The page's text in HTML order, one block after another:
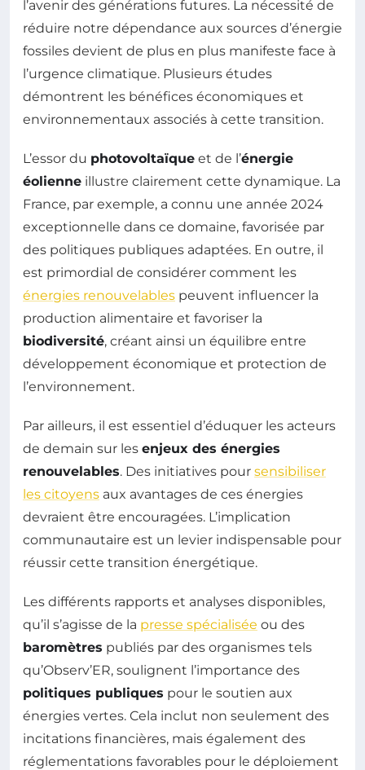
l’avenir des générations futures. La nécessité de
réduire notre dépendance aux sources d’énergie
fossiles devient de plus en plus manifeste face à
l’urgence climatique. Plusieurs études
démontrent les bénéfices économiques et
environnementaux associés à cette transition.
L’essor du photovoltaïque et de l’énergie
éolienne illustre clairement cette dynamique. La
France, par exemple, a connu une année 2024
exceptionnelle dans ce domaine, favorisée par
des politiques publiques adaptées. En outre, il
est primordial de considérer comment les
énergies renouvelables peuvent influencer la
production alimentaire et favoriser la
biodiversité, créant ainsi un équilibre entre
développement économique et protection de
l’environnement.
Par ailleurs, il est essentiel d’éduquer les acteurs
de demain sur les enjeux des énergies
renouvelables. Des initiatives pour sensibiliser
les citoyens aux avantages de ces énergies
devraient être encouragées. L’implication
communautaire est un levier indispensable pour
réussir cette transition énergétique.
Les différents rapports et analyses disponibles,
qu’il s’agisse de la presse spécialisée ou des
baromètres publiés par des organismes tels
qu’Observ’ER, soulignent l’importance des
politiques publiques pour le soutien aux
énergies vertes. Cela inclut non seulement des
incitations financières, mais également des
réglementations favorables pour le déploiement